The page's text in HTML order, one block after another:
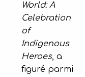
World: A
Celebration
of
Indigenous
Heroes, a
figuré parmi